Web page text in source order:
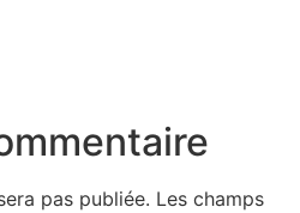
pas publiée. Les champs